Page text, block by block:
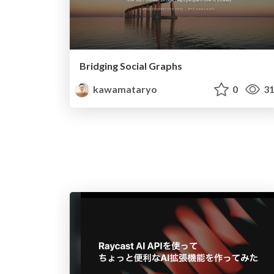
Bridging Social Graphs
kawamataryo
0